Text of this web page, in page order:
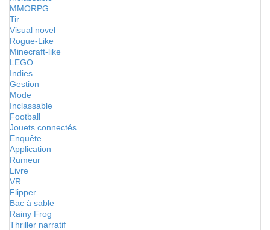
MMORPG
Tir
Visual novel
Rogue-Like
Minecraft-like
LEGO
Indies
Gestion
Mode
Inclassable
Football
Jouets connectés
Enquête
Application
Rumeur
Livre
VR
Flipper
Bac à sable
Rainy Frog
Thriller narratif